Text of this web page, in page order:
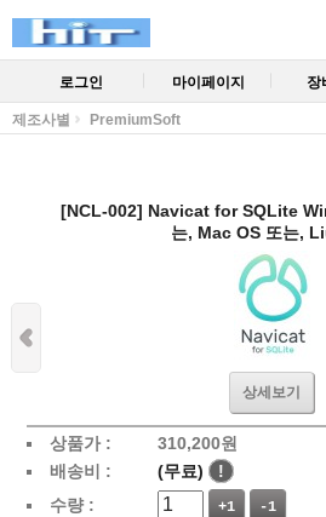
로그인 마이페이지 장
제조사별 PremiumSoft
[NCL-002] Navicat for SQLite
는, Mac OS 또는,
상세보기
상품가 : 310,200원
배송비 :
(무료)
!
수량 :
+1 -1